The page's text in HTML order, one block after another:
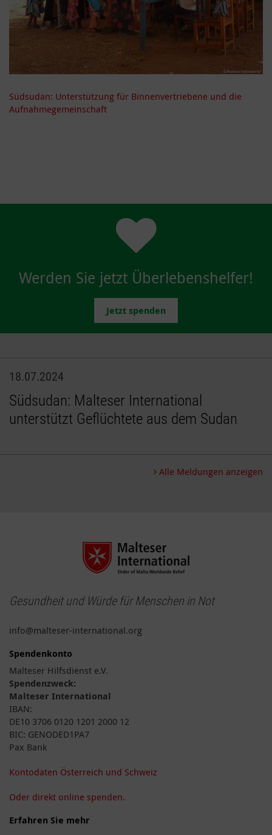
Südsudan: Unterstützung für Binnenvertriebene und die
Aufnahmegemeinschaft
Werden Sie jetzt Überlebenshelfer!
Jetzt spenden
18.07.2024
Südsudan: Malteser International
unterstützt Geflüchtete aus dem Sudan
Alle Meldungen anzeigen
Gesundheit und Würde für Menschen in Not
info@malteser-international.org
Spendenkonto
Malteser Hilfsdienst e.V.
Spendenzweck:
Malteser International
IBAN:
DE10 3706 0120 1201 2000 12
BIC: GENODED1PA7
Pax Bank
Kontodaten Österreich und Schweiz
Oder direkt online spenden.
Erfahren Sie mehr